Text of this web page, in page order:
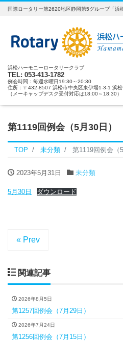
国際ロータリー第2620地区静岡第5グループ「浜
浜松ハーモニーロータリークラブ
TEL: 053-413-1782
例会時間：毎週水曜日19:30～20:30
住所：〒432-8507 浜松市中央区東伊場1-3-1 浜
（メーキャップデスク受付対応は18:00～18:30）
第1119回例会（5月30日）
TOP 未分類 第1119回例会（5
2023年5月31日 未分類
5月30日 ダウンロード
« Prev
関連記事
2026年8月5日
第1257回例会（7月29日）
2026年7月24日
第1256回例会（7月15日）